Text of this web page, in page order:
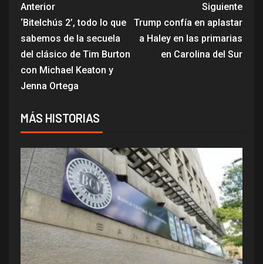
Anterior
‘Bitelchús 2’, todo lo que
sabemos de la secuela
del clásico de Tim Burton
con Michael Keaton y
Jenna Ortega
Siguiente
Trump confía en aplastar
a Haley en las primarias
en Carolina del Sur
MÁS HISTORIAS